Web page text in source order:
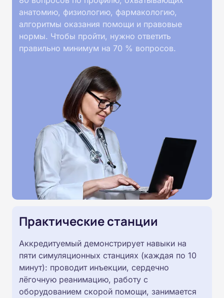
анатомию, физиологию, фармакологию,
алгоритмы оказания помощи и правовые
нормы. Чтобы пройти, нужно ответить
правильно минимум на 70 % вопросов.
Практические станции
Аккредитуемый демонстрирует навыки на
пяти симуляционных станциях (каждая по 10
минут): проводит инъекции, сердечно
лёгочную реанимацию, работу с
оборудованием скорой помощи, занимается